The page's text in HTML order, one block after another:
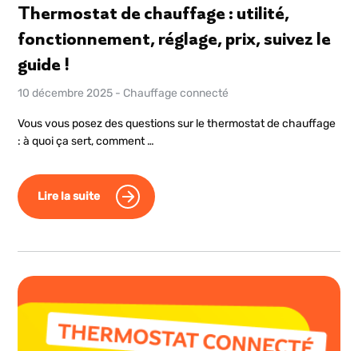
Thermostat de chauffage : utilité,
fonctionnement, réglage, prix, suivez le
guide !
10 décembre 2025 - Chauffage connecté
Vous vous posez des questions sur le thermostat de chauffage
: à quoi ça sert, comment …
Lire la suite